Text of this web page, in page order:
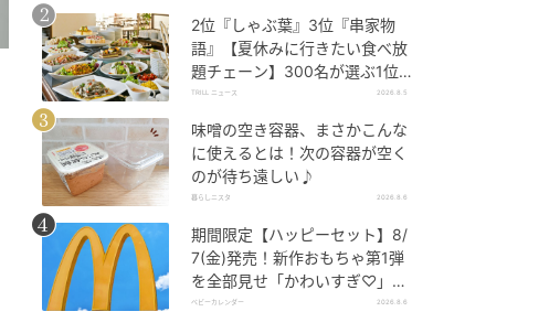
2位『しゃぶ葉』3位『串家物
語』【夏休みに行きたい食べ放
題チェーン】300名が選ぶ1位
に「満足度が高い」「大人まで
TRILL ニュース 2026.8.5
味噌の空き容器、まさかこんな
に使えるとは！次の容器が空く
のが待ち遠しい♪
暮らしニスタ 2026.8.6
期間限定【ハッピーセット】8/
7(金)発売！新作おもちゃ第1弾
を全部見せ「かわいすぎ♡」
「絶対行く！」
ベビーカレンダー 2026.8.6